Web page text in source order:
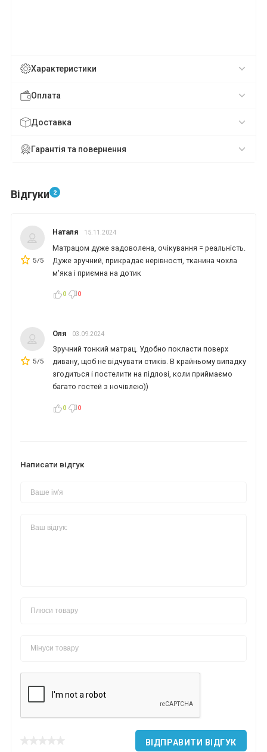
Характеристики
Оплата
Доставка
Гарантія та повернення
Відгуки 2
5/5
Наталя 15.11.2024
Матрацом дуже задоволена, очікування = реальність.
Дуже зручний, прикрадає нерівності, тканина чохла
м'яка і приємна на дотик
0 0
5/5
Оля 03.09.2024
Зручний тонкий матрац. Удобно покласти поверх
дивану, щоб не відчувати стиків. В крайньому випадку
згодиться і постелити на підлозі, коли приймаємо
багато гостей з ночівлею))
0 0
Написати відгук
ВІДПРАВИТИ ВІДГУК
*
*
*